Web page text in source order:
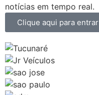
notícias em tempo real.
Clique aqui para entrar